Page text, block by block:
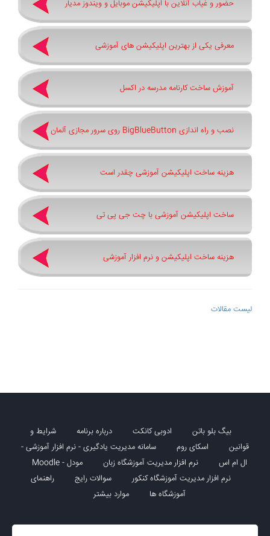
حضور و غیاب آنلاین با اپلیکیشن موبایل و ویندوز مدیار
معرفی یکی از بهترین اپلیکیشن های آموزشی
آموزش ساخت کارنامه مدرسه در اکسل
نصب و راه اندازی BigBlueButton روی سرور مجازی آلمان
هزینه ساخت اپلیکیشن آموزشی چقدر است
ساخت اپلیکیشن آموزشی با چت جی پی تی
هزینه ساخت اپلیکیشن و نرم افزار آموزشی
لیست مقالات
بیگ بلو باتن ادوبی کانکت درباره برنامه
شرایط و
قوانین
اسکای روم
سامانه مدیریت یادگیری - نرم افزار آموزشی -
ال ام اس
نرم افزار مدیریت آموزشگاه زبان
مودل - Moodle
نرم افزار مدیریت آموزشگاه کنکور
سوالات رایج
راهنمای
آموزشگاه ها
موارد بیشتر